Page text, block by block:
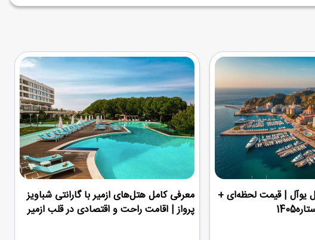
یوآل | قیمت لحظه‌ای +
معرفی کامل هتل‌های ازمیر با گارانتی شباویز
پرواز | اقامت راحت و اقتصادی در قلب ازمیر